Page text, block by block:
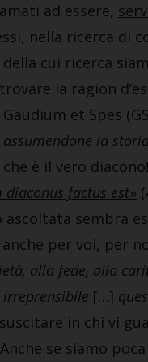
ad essere,
nella ricerca di
della cui ricerca
la ragion
et Spes
la
che è il vero
diaconus factus est» (
sembra
per voi, per
alla fede, alla
irreprensibile […]
in chi vi
se siamo